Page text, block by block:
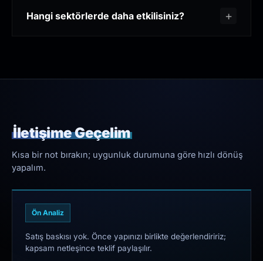
Hangi sektörlerde daha etkilisiniz?
İletişime Geçelim
Kısa bir not bırakın; uygunluk durumuna göre hızlı dönüş
yapalım.
Ön Analiz
Satış baskısı yok. Önce yapınızı birlikte değerlendiririz;
kapsam netleşince teklif paylaşılır.